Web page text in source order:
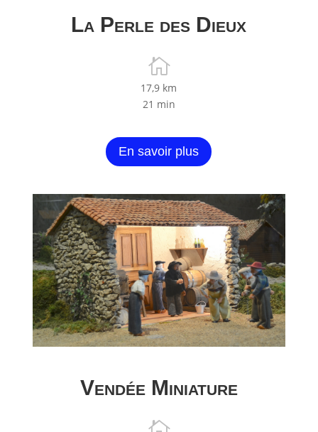
La Perle des Dieux

17,9 km
21 min
En savoir plus
Vendée Miniature